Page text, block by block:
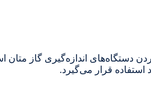
کردن دستگاه‌های اندازه‌گیری گاز
استفاده قرار می‌گیرد.